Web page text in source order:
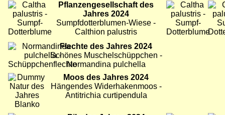
Bild
Pflanzengesellschaft des
Jahres 2024
Sumpfdotterblumen-Wiese -
Calthion palustris
Bild Bild
Bild
Flechte des Jahres 2024
Schönes Muschelschüppchen -
Normandina pulchella
Bild
Moos des Jahres 2024
Hängendes Widerhakenmoos -
Antitrichia curtipendula